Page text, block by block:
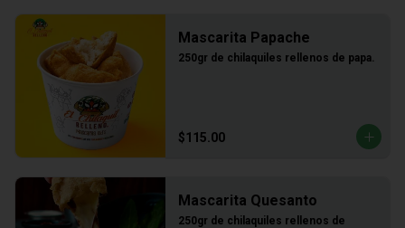
Mascarita Papache
250gr de chilaquiles rellenos de papa.
$115.00
Mascarita Quesanto
250gr de chilaquiles rellenos de